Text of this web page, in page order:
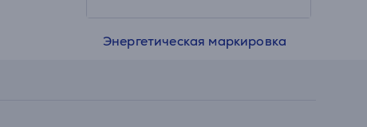
Энергетическая маркировка